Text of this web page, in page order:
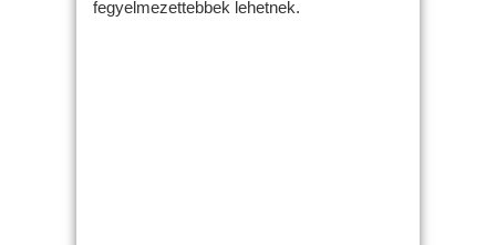
fegyelmezettebbek lehetnek.